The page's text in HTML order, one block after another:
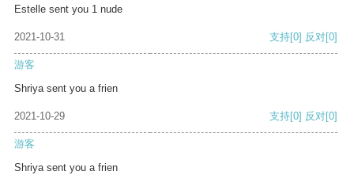
Estelle sent you 1 nude
2021-10-31 支持[0] 反对[0]
游客
Shriya sent you a frien
2021-10-29 支持[0] 反对[0]
游客
Shriya sent you a frien